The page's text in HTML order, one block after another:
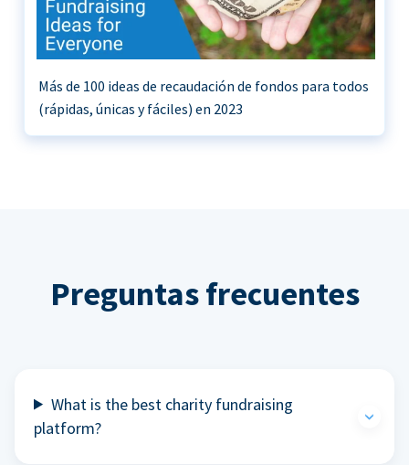
Más de 100 ideas de recaudación de fondos para todos
(rápidas, únicas y fáciles) en 2023
Preguntas frecuentes
What is the best charity fundraising
platform?